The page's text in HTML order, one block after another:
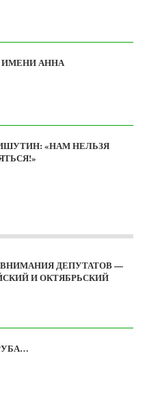
ИМЕНИ АННА
«НАМ НЕЛЬЗЯ
ДЕПУТАТОВ —
И ОКТЯБРЬСКИЙ